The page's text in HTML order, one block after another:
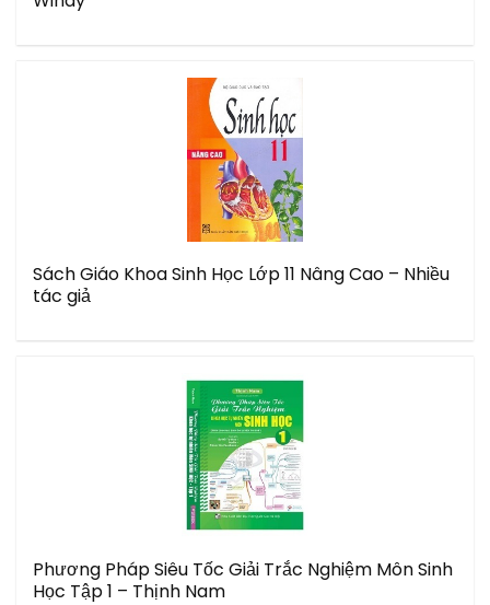
Sách Giáo Khoa Sinh Học Lớp 11 Nâng Cao – Nhiều
tác giả
Phương Pháp Siêu Tốc Giải Trắc Nghiệm Môn Sinh
Học Tập 1 – Thịnh Nam